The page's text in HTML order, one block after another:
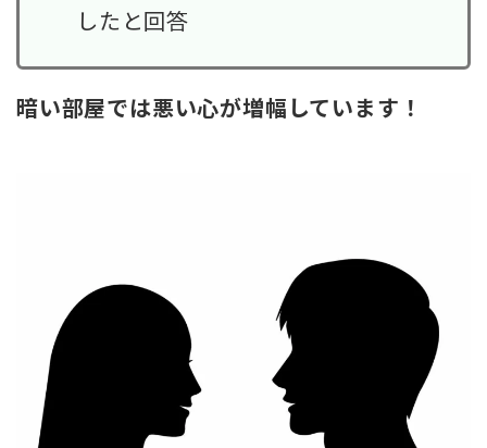
したと回答
暗い部屋では悪い心が増幅しています！